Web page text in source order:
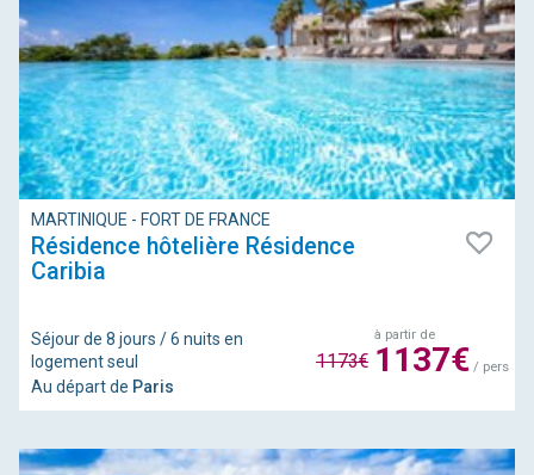
MARTINIQUE - FORT DE FRANCE
Résidence hôtelière Résidence
Caribia
Séjour de 8 jours / 6 nuits en
logement seul
Au départ de Paris
à partir de
1137€/ pers
1173€